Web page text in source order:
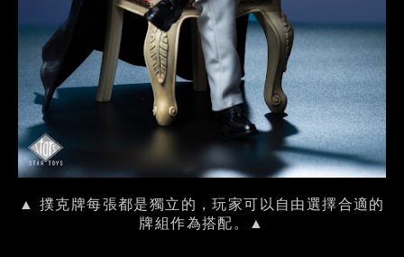
▲ 撲克牌每張都是獨立的，玩家可以自由選擇合適的
牌組作為搭配。▲